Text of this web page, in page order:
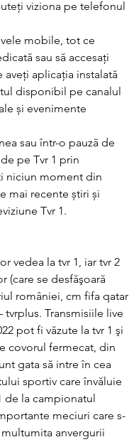
viziona pe telefonul
mobile, tot ce
sau să accesați
aplicația instalată
disponibil pe canalul
și evenimente
sau într-o pauză de
pe Tvr 1 prin
niciun moment din
mai recente știri și
Tvr 1.
vedea la tvr 1, iar tvr 2
(care se desfăşoară
româniei, cm fifa qatar
Transmisiile live
pot fi văzute la tvr 1 şi
covorul fermecat, din
gata să intre în cea
sportiv care învăluie
de la campionatul
meciuri care s-
anvergurii